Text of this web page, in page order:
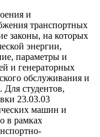
и
транспортных
законы, на которых
энергии,
параметры и
и генераторных
обслуживания и
Для студентов,
23.03.03
машин и
в рамках